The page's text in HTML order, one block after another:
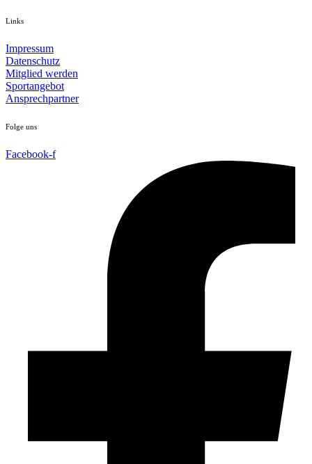
Links
Impressum
Datenschutz
Mitglied werden
Sportangebot
Ansprechpartner
Folge uns
Facebook-f